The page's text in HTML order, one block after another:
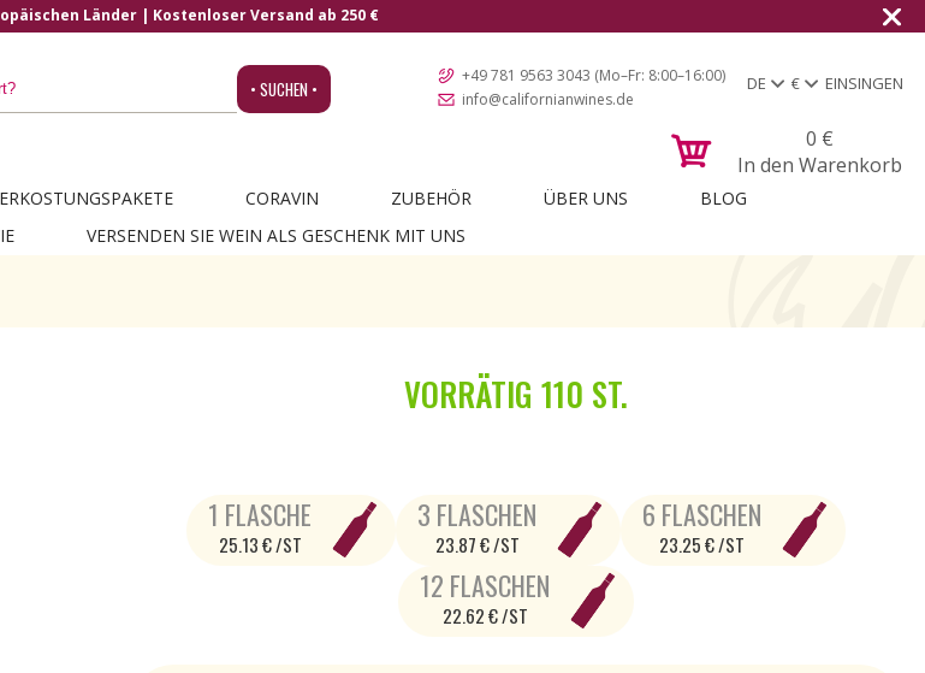
Länder | Kostenloser Versand ab 250 €
• SUCHEN •
+49 781 9563 3043 (Mo–Fr: 8:00–16:00)
info@californianwines.de
DE € EINSINGEN
0 €
In den Warenkorb
CORAVIN ZUBEHÖR ÜBER UNS
BLOG
VERSENDEN SIE WEIN ALS GESCHENK MIT UNS
VORRÄTIG 110 ST.
1 FLASCHE
25.13 € /ST
3 FLASCHEN
23.87 € /ST
6 FLASCHEN
23.25 € /ST
12 FLASCHEN
22.62 € /ST